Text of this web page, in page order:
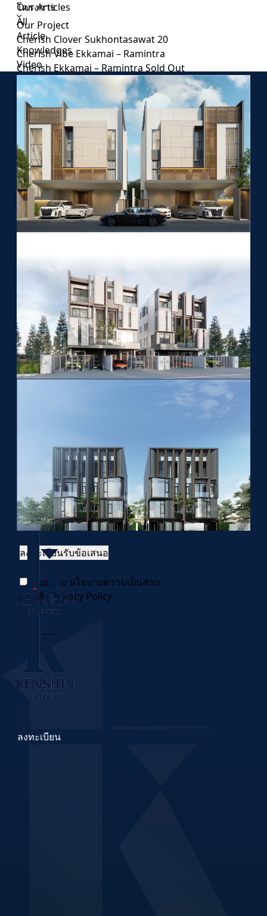
โครงการ
Our Project
Cherish Clover Sukhontasawat 20
Cherish Vibe Ekkamai – Ramintra
Cherish Ekkamai – Ramintra Sold Out
ลงทะเบียน
Our Articles
All
Article
Knowledges
Video
Register for
Special Privilege
ลงทะเบียนเพื่อนัดหมายเข้าชม และรับโปรโมชั่นสุดพิเศษ
จากทางโครงการ
Contact Me
Fields marked with an
are required
ชื่อ - นามสกุล*
อิเมล์*
เบอร์โทร *
Line ID
งบประมาณ*
Recaptcha v2
*
ยอมรับ นโยบายความเป็นส่วน
ตัวPrivacy Policy